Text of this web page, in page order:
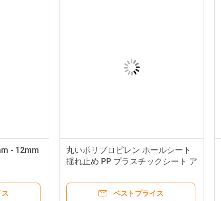
- 12mm
丸いポリプロピレン ホールシート
揺れ止め PP プラスチックシート ア
ベストプライス